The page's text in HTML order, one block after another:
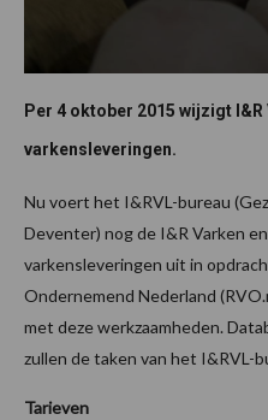
Per 4 oktober 2015 wijzigt
varkensleveringen.
Nu voert het I&RVL-bureau
Deventer) nog de I&R Varken
varkensleveringen uit in
Ondernemend Nederland
met deze werkzaamheden.
zullen de taken van het I&RVL-
Tarieven